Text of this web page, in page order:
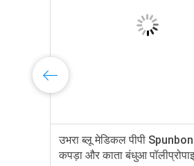
उभरा ब्लू मेडिकल पीपी
कपड़ा और काता बंधुआ